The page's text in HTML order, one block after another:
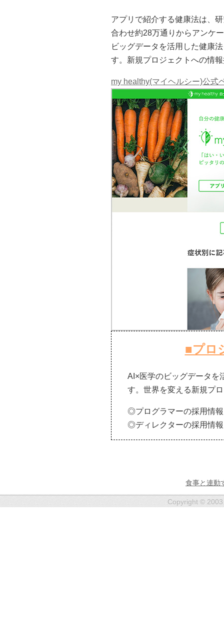
アプリで紹介する健康法は、
合わせ約28万通りからアンケ
ビッグデータを活用した健康
す。新規プロジェクトへの情
my healthy(マイヘルシー)公式
■プロ
AI×医学のビッグデータを
す。世界を変える新規プ
◎プログラマーの採用情
◎ディレクターの採用情
食事と連動
Copyright ©